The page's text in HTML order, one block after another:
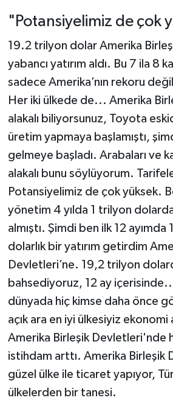
"Potansiyelimiz de çok
19.2 trilyon dolar Amerika
yabancı yatırım aldı. Bu 7 ila 8
sadece Amerika’nın rekoru
Her iki ülkede de... Amerika
alakalı biliyorsunuz, Toyota
üretim yapmaya başlamıştı,
gelmeye başladı. Arabaları ve
alakalı bunu söylüyorum.
Potansiyelimiz de çok yüksek.
yönetim 4 yılda 1 trilyon
almıştı. Şimdi ben ilk 12
dolarlık bir yatırım getirdim
Devletleri’ne. 19,2 trilyon
bahsediyoruz, 12 ay
dünyada hiç kimse daha önce
açık ara en iyi ülkesiyiz ekonomi
Amerika Birleşik Devletleri'nde
istihdam arttı. Amerika Birleşik
güzel ülke ile ticaret yapıyor,
ülkelerden bir tanesi.